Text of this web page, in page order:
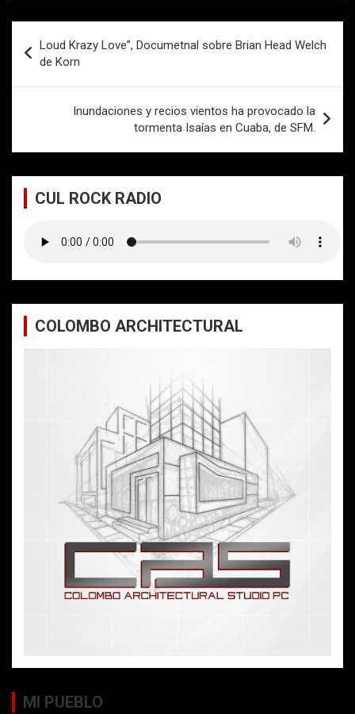
de
entradas
Loud Krazy Love”, Documetnal sobre Brian Head Welch
de Korn
Inundaciones y recios vientos ha provocado la
tormenta Isaías en Cuaba, de SFM.
CUL ROCK RADIO
COLOMBO ARCHITECTURAL
MI PUEBLO